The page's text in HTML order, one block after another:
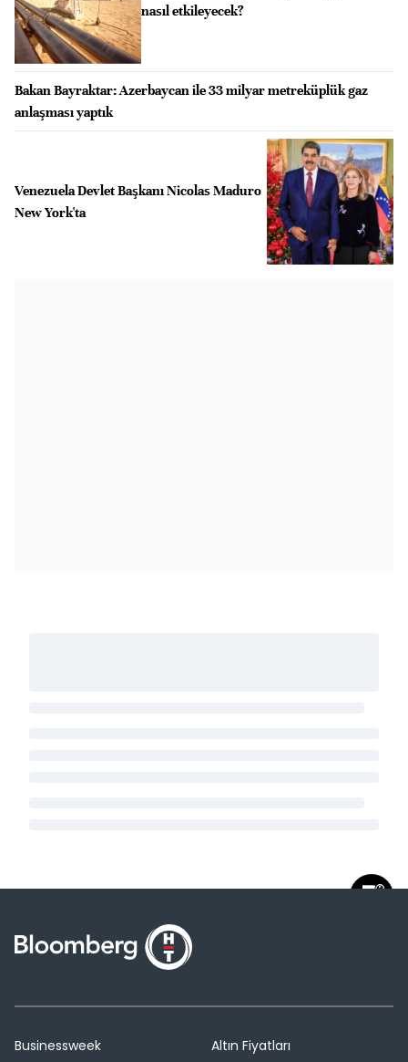
nasıl etkileyecek?
Bakan Bayraktar: Azerbaycan ile 33 milyar metreküplük gaz
anlaşması yaptık
Venezuela Devlet Başkanı Nicolas Maduro
New York'ta
Businessweek
Altın Fiyatları